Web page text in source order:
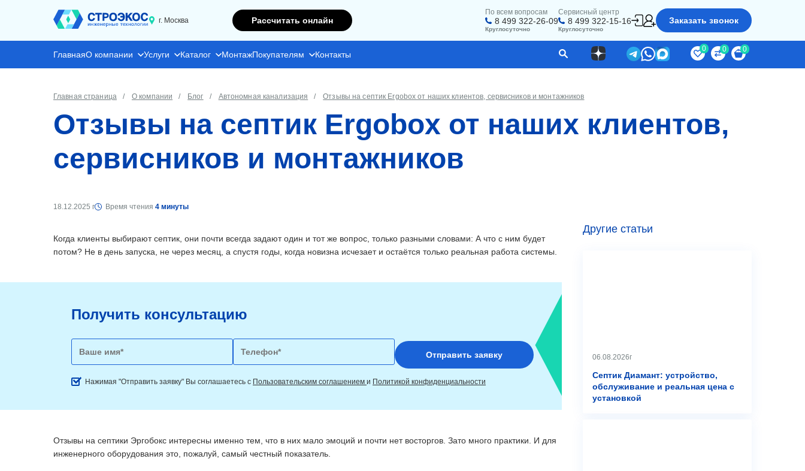
г. Москва Рассчитать онлайн
По всем вопросам
8 499 322-26-09
Круглосуточно
Сервисный центр
8 499 322-15-16
Круглосуточно
Заказать звонок
ГлавнаяО компании Услуги Каталог МонтажПокупателям Контакты
0 0 0
Главная страница О компании Блог Автономная канализация Отзывы на септик Ergobox от наших клиентов, сервисников и монтажников
Отзывы на септик Ergobox от наших клиентов,
сервисников и монтажников
18.12.2025 г Время чтения 4 минуты
Когда клиенты выбирают септик, они почти всегда задают один и тот же вопрос, только разными словами: А что с ним будет
потом? Не в день запуска, не через месяц, а спустя годы, когда новизна исчезает и остаётся только реальная работа системы.
Получить консультацию
Нажимая "Отправить заявку" Вы соглашаетесь с Пользовательским соглашением и Политикой конфиденциальности
Отзывы на септики Эргобокс интересны именно тем, что в них мало эмоций и почти нет восторгов. Зато много практики. И для
инженерного оборудования это, пожалуй, самый честный показатель.
Другие статьи
06.08.2026г
Септик Диамант: устройство,
обслуживание и реальная цена с
установкой